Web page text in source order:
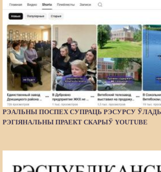
РЭАЛЬНЫ ПОСПЕХ СУПРАЦЬ РЭСУРСУ
РЭГІЯНАЛЬНЫ ПРАЕКТ СКАРЫЎ YOUTUBE